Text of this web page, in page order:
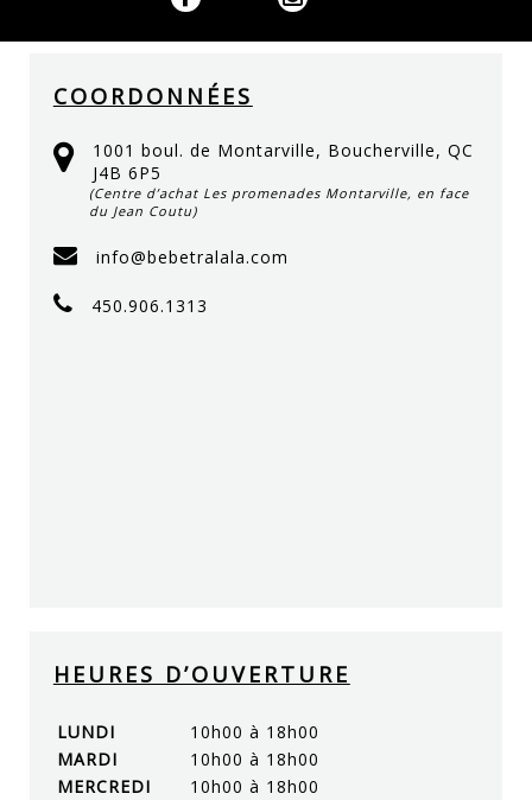
COORDONNÉES
1001 boul. de Montarville, Boucherville, QC
J4B 6P5
(Centre d’achat Les promenades Montarville, en face
du Jean Coutu)
info@bebetralala.com
450.906.1313
HEURES D’OUVERTURE
LUNDI
10h00 à 18h00
MARDI
10h00 à 18h00
MERCREDI
10h00 à 18h00